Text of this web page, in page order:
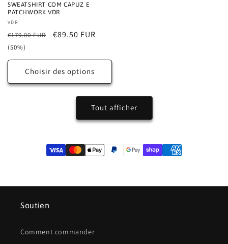
SWEATSHIRT COM CAPUZ E
PATCHWORK VDR
Distributeur :
VDR
Prix
habituel
€179.00 EUR
Prix
€89.50 EUR
(50%)
Choisir des options
Tout afficher
Soutien
Comment commander